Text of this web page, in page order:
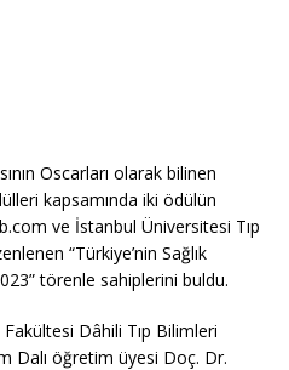
Oscarları olarak bilinen
kapsamında iki ödülün
ve İstanbul Üniversitesi Tıp
“Türkiye’nin Sağlık
törenle sahiplerini buldu.
Dâhili Tıp Bilimleri
Dalı öğretim üyesi Doç. Dr.